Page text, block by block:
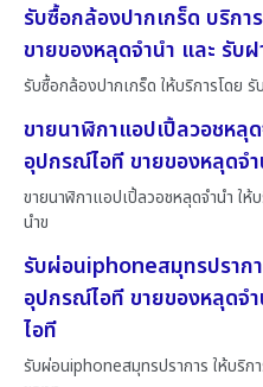
รับซื้อกล้องปากเกร็ด บริก
ขายของหลุดจำนำ และ รับ
รับซื้อกล้องปากเกร็ด ให้บริการโดย
ขายนาฬิกาแอปเปิ้ลวอชหลุ
อุปกรณ์ไอที ขายของหลุดจำ
ขายนาฬิกาแอปเปิ้ลวอชหลุดจำนำ ให้
นำข
รับผ่อนiphoneสมุทรปราก
อุปกรณ์ไอที ขายของหลุดจ
ไอที
รับผ่อนiphoneสมุทรปราการ ให้บริก